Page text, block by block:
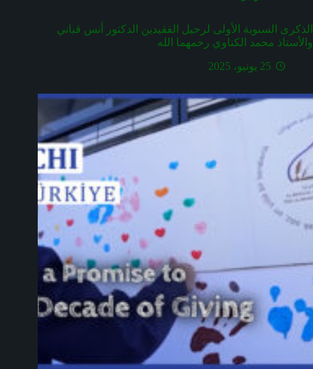
الذكرى السنوية الأولى لرحيل الفقيدين الدكتور أنس قباني
والأستاذ محمد الكناوي رحمهما الله
25 يونيو، 2025